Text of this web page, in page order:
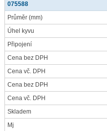
075588
Průměr (mm)
Úhel kyvu
Připojení
Cena bez DPH
Cena vč. DPH
Cena bez DPH
Cena vč. DPH
Skladem
Mj